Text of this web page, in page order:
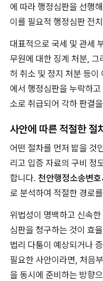
에 따라 행정심판을 선행
이를 필요적 행정심판 전
대표적으로 국세 및 관세
무원에 대한 징계 처분,
허 취소 및 정지 처분 등
에서 행정심판을 누락하
소로 취급되어 각하 판결
사안에 따른 적절한 절
어떤 절차를 먼저 밟을 것
리고 입증 자료의 구비 정
합니다. 천안행정소송변
로 분석하여 적절한 경로
위법성이 명백하고 신속
심판을 청구하는 것이 효
법리 다툼이 예상되거나
필요한 사안이라면, 처음
을 동시에 준비하는 방향